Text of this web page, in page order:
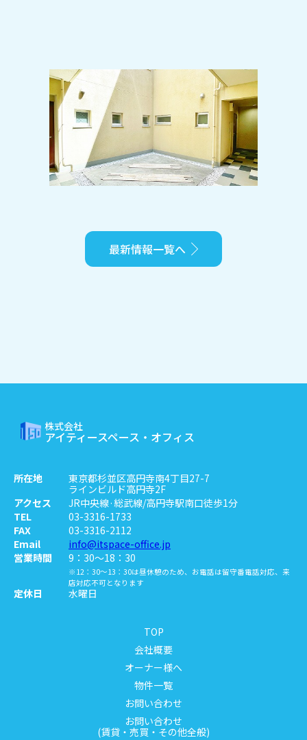
2024-10-19
吹き抜けの中庭がスタイリッシュな空
間を演出♪三軒茶屋も徒歩圏内の好立
地に人気のオートロックマンション登
場♪
最新情報一覧へ
株式会社
アイティースペース・オフィス
所在地
東京都杉並区高円寺南4丁目27-7
ラインビルド高円寺2F
アクセス
JR中央線·総武線/高円寺駅南口徒歩1分
TEL
03-3316-1733
FAX
03-3316-2112
Email
info@itspace-office.jp
営業時間
9：30～18：30
※12：30～13：30は昼休憩のため、お電話は留守番電話対応、来
店対応不可となります
定休日 水曜日
TOP
会社概要
オーナー様へ
物件一覧
お問い合わせ
お問い合わせ
(賃貸・売買・その他全般)